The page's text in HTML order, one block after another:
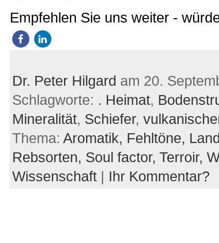
Empfehlen Sie uns weiter -
Dr. Peter Hilgard am 20.
Schlagworte: . Heimat,
Mineralität, Schiefer,
Thema: Aromatik, Fehltöne,
Rebsorten, Soul factor, Terroir,
Wissenschaft| Ihr Kommentar?